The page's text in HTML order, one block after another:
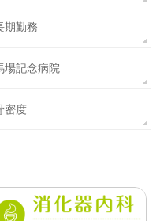
期勤務
場記念病院
密度